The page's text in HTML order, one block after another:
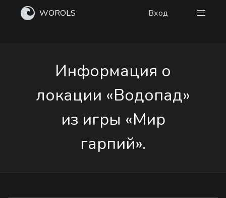
WOROLS Вход
Информация о
локации «Водопад»
из игры «Мир
гарпий».